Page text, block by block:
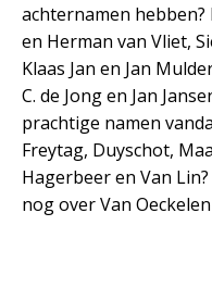
achternamen
en Herman van Vliet,
Klaas Jan en Jan
C. de Jong en Jan
prachtige namen
Freytag, Duyschot,
Hagerbeer en Van
nog over Van